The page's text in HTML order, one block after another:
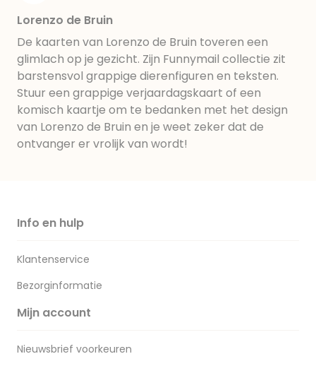
Lorenzo de Bruin
De kaarten van Lorenzo de Bruin toveren een
glimlach op je gezicht. Zijn Funnymail collectie zit
barstensvol grappige dierenfiguren en teksten.
Stuur een grappige verjaardagskaart of een
komisch kaartje om te bedanken met het design
van Lorenzo de Bruin en je weet zeker dat de
ontvanger er vrolijk van wordt!
Info en hulp
Klantenservice
Bezorginformatie
Mijn account
Nieuwsbrief voorkeuren